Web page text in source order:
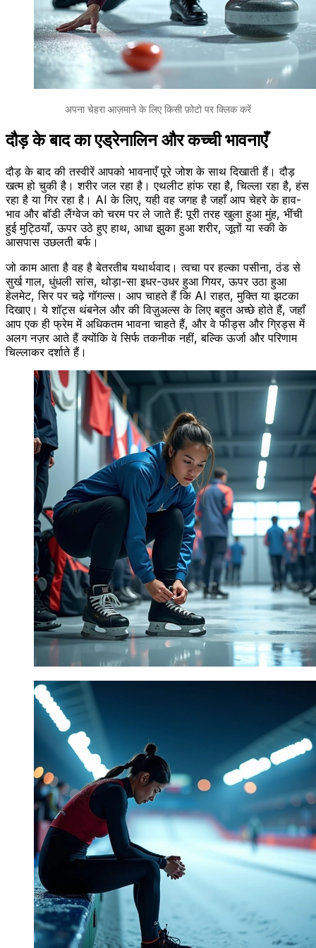
अपना चेहरा आज़माने के लिए किसी फ़ोटो पर क्लिक करें
दौड़ के बाद का एड्रेनालिन और कच्ची भावनाएँ
दौड़ के बाद की तस्वीरें आपको भावनाएँ पूरे जोश के साथ दिखाती हैं। दौड़
खत्म हो चुकी है। शरीर जल रहा है। एथलीट हांफ रहा है, चिल्ला रहा है, हंस
रहा है या गिर रहा है। AI के लिए, यही वह जगह है जहाँ आप चेहरे के हाव-
भाव और बॉडी लैंग्वेज को चरम पर ले जाते हैं: पूरी तरह खुला हुआ मुंह, भींची
हुई मुट्ठियाँ, ऊपर उठे हुए हाथ, आधा झुका हुआ शरीर, जूतों या स्की के
आसपास उछलती बर्फ।
जो काम आता है वह है बेतरतीब यथार्थवाद। त्वचा पर हल्का पसीना, ठंड से
सुर्ख गाल, धुंधली सांस, थोड़ा-सा इधर-उधर हुआ गियर, ऊपर उठा हुआ
हेलमेट, सिर पर चढ़े गॉगल्स। आप चाहते हैं कि AI राहत, मुक्त‍ि या झटका
दिखाए। ये शॉट्स थंबनेल और की विज़ुअल्स के लिए बहुत अच्छे होते हैं, जहाँ
आप एक ही फ्रेम में अधिकतम भावना चाहते हैं, और वे फीड्स और ग्रिड्स में
अलग नज़र आते हैं क्योंकि वे सिर्फ तकनीक नहीं, बल्कि ऊर्जा और परिणाम
चिल्लाकर दर्शाते हैं।